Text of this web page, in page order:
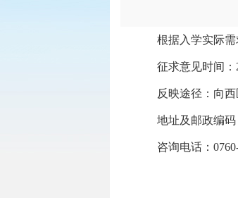
根据入学实际需求
征求意见时间：
反映途径：向西区
地址及邮政编码
咨询电话：0760-